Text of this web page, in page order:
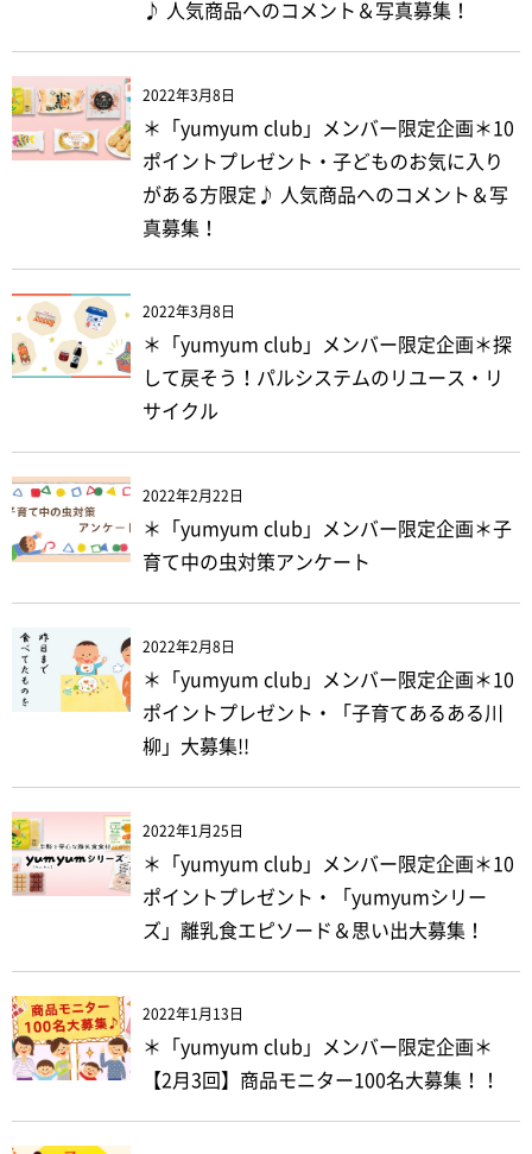
♪ 人気商品へのコメント＆写真募集！
2022年3月8日
＊「yumyum club」メンバー限定企画＊10
ポイントプレゼント・子どものお気に入り
がある方限定♪ 人気商品へのコメント＆写
真募集！
2022年3月8日
＊「yumyum club」メンバー限定企画＊探
して戻そう！パルシステムのリユース・リ
サイクル
2022年2月22日
＊「yumyum club」メンバー限定企画＊子
育て中の虫対策アンケート
2022年2月8日
＊「yumyum club」メンバー限定企画＊10
ポイントプレゼント・「子育てあるある川
柳」大募集!!
2022年1月25日
＊「yumyum club」メンバー限定企画＊10
ポイントプレゼント・「yumyumシリー
ズ」離乳食エピソード＆思い出大募集！
2022年1月13日
＊「yumyum club」メンバー限定企画＊
【2月3回】商品モニター100名大募集！！